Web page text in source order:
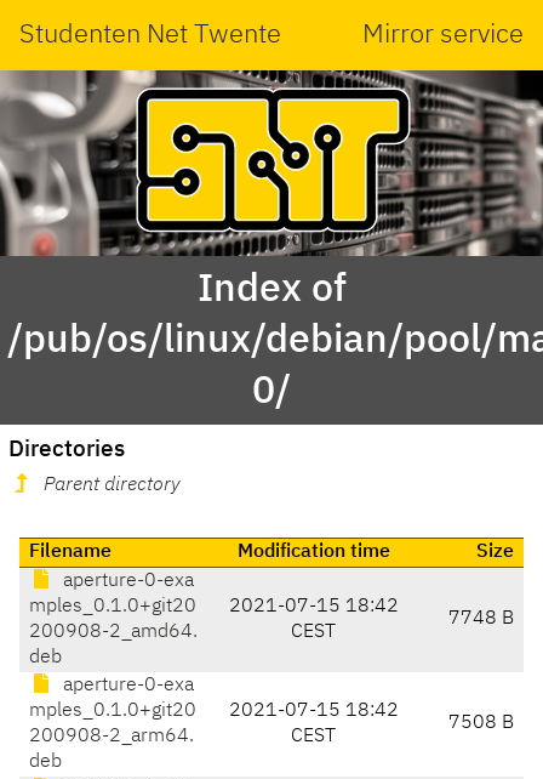
Studenten Net Twente Mirror service
Index of
/pub/os/linux/debian/pool/
0/
Directories
Parent directory
Filename Modification time
Size
aperture-0-exa
mples_0.1.0+git20
200908-2_amd64.
deb
2021-07-15 18:42
CEST
7748 B
aperture-0-exa
mples_0.1.0+git20
200908-2_arm64.
deb
2021-07-15 18:42
CEST
7508 B